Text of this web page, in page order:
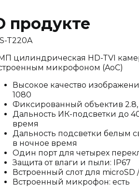
продукте
T220A
цилиндрическая HD-TVI
микрофоном (AoC)
Высокое качество
1080
Фиксированный объектив 2.8,
Дальность ИК-подсветки до
время
Дальность подсветки белым
в ночное время
Один порт для четырех
Защита от влаги и пыли: IP67
Встроенный слот для microSD /
Встроенный микрофон: есть